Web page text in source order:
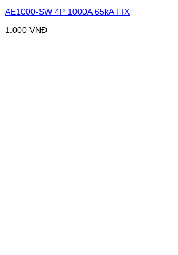
AE1000-SW 4P 1000A 65kA FIX
1.000 VNĐ